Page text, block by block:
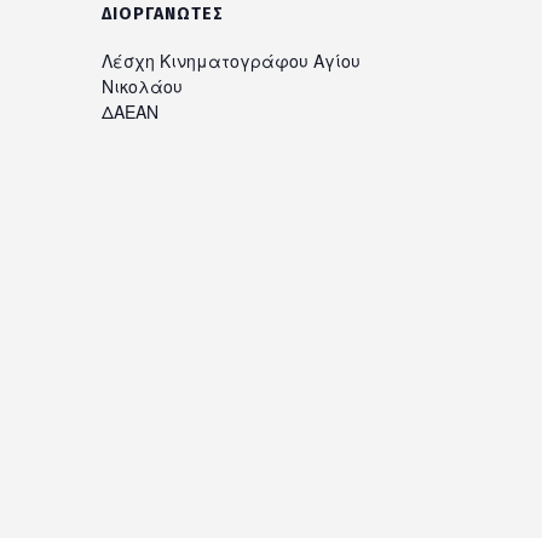
ΔΙΟΡΓΑΝΩΤΈΣ
Λέσχη Κινηματογράφου Αγίου
Νικολάου
ΔΑΕΑΝ